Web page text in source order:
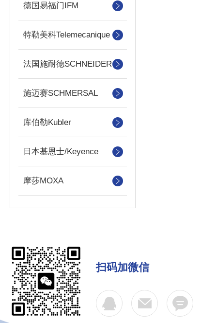
德国易福门IFM
特勒美科Telemecanique
法国施耐德SCHNEIDER
施迈赛SCHMERSAL
库伯勒Kubler
日本基恩士/Keyence
摩莎MOXA
扫码加微信